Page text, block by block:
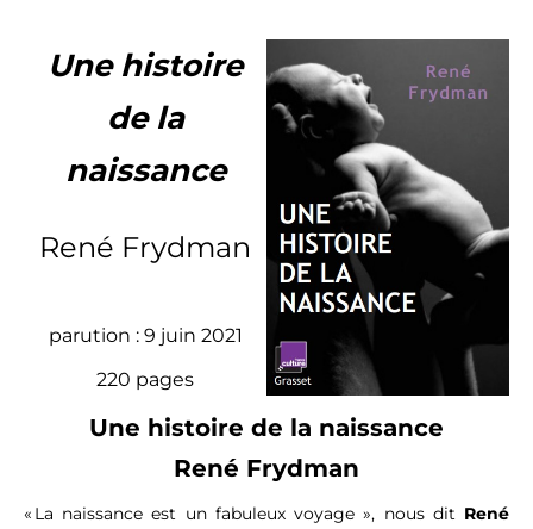
Une histoire
de la
naissance
René Frydman
parution : 9 juin 2021
220 pages
Une histoire de la naissance
René Frydman
« La naissance est un fabuleux voyage », nous dit René